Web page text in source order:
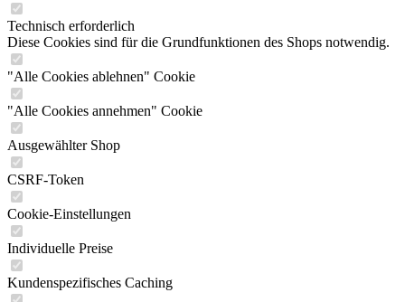
Technisch erforderlich
Diese Cookies sind für die Grundfunktionen des Shops notwendig.
"Alle Cookies ablehnen" Cookie
"Alle Cookies annehmen" Cookie
Ausgewählter Shop
CSRF-Token
Cookie-Einstellungen
Individuelle Preise
Kundenspezifisches Caching